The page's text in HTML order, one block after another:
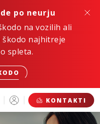
po neurju
na vozilih ali
najhitreje
spleta.
KONTAKTI